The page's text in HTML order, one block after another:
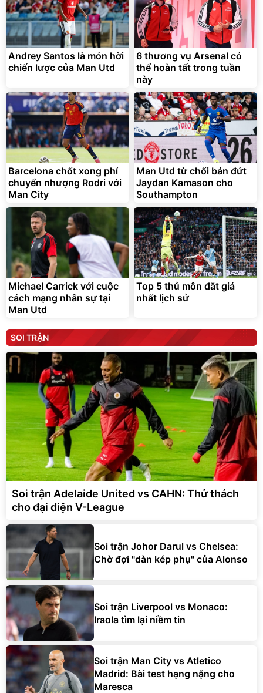
Andrey Santos là món hời
chiến lược của Man Utd
6 thương vụ Arsenal có
thể hoàn tất trong tuần
này
Barcelona chốt xong phí
chuyển nhượng Rodri với
Man City
Man Utd từ chối bán đứt
Jaydan Kamason cho
Southampton
Michael Carrick với cuộc
cách mạng nhân sự tại
Man Utd
Top 5 thủ môn đắt giá
nhất lịch sử
SOI TRẬN
Soi trận Adelaide United vs CAHN: Thử thách
cho đại diện V-League
Soi trận Johor Darul vs Chelsea:
Chờ đợi "dàn kép phụ" của Alonso
Soi trận Liverpool vs Monaco:
Iraola tìm lại niềm tin
Soi trận Man City vs Atletico
Madrid: Bài test hạng nặng cho
Maresca